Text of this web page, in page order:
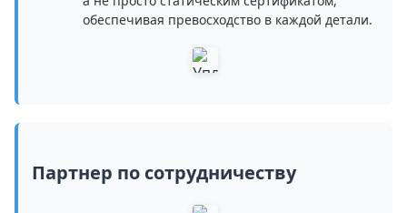
обеспечивая превосходство в каждой детали.
Партнер по сотрудничеству